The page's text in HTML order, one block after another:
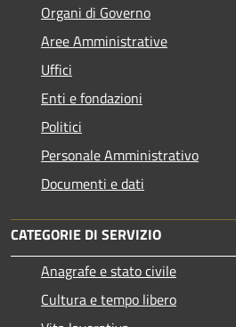
Organi di Governo
Aree Amministrative
Uffici
Enti e fondazioni
Politici
Personale Amministrativo
Documenti e dati
CATEGORIE DI SERVIZIO
Anagrafe e stato civile
Cultura e tempo libero